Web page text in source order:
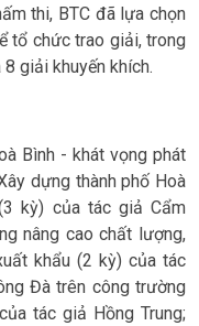
thi, BTC đã lựa chọn
tổ chức trao giải, trong
giải khuyến khích.
Bình - khát vọng phát
dựng thành phố Hoà
kỳ) của tác giả Cẩm
nâng cao chất lượng,
khẩu (2 kỳ) của tác
Đà trên công trường
tác giả Hồng Trung;